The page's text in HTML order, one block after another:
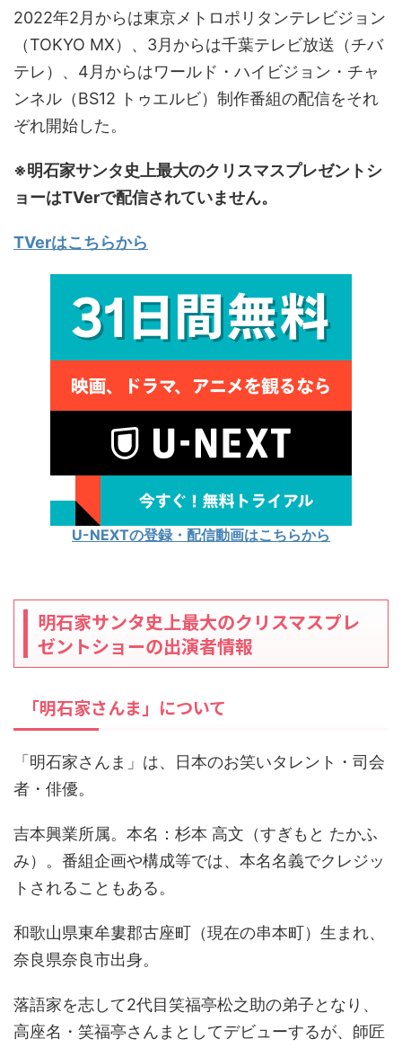
2022年2月からは東京メトロポリタンテレビジョン
（TOKYO MX）、3月からは千葉テレビ放送（チバ
テレ）、4月からはワールド・ハイビジョン・チャ
ンネル（BS12 トゥエルビ）制作番組の配信をそれ
ぞれ開始した。
※明石家サンタ史上最大のクリスマスプレゼントシ
ョーはTVerで配信されていません。
TVerはこちらから
U-NEXTの登録・配信動画はこちらから
明石家サンタ史上最大のクリスマスプレ
ゼントショーの出演者情報
「明石家さんま」について
「明石家さんま」は、日本のお笑いタレント・司会
者・俳優。
吉本興業所属。本名：杉本 高文（すぎもと たかふ
み）。番組企画や構成等では、本名名義でクレジッ
トされることもある。
和歌山県東牟婁郡古座町（現在の串本町）生まれ、
奈良県奈良市出身。
落語家を志して2代目笑福亭松之助の弟子となり、
高座名・笑福亭さんまとしてデビューするが、師匠